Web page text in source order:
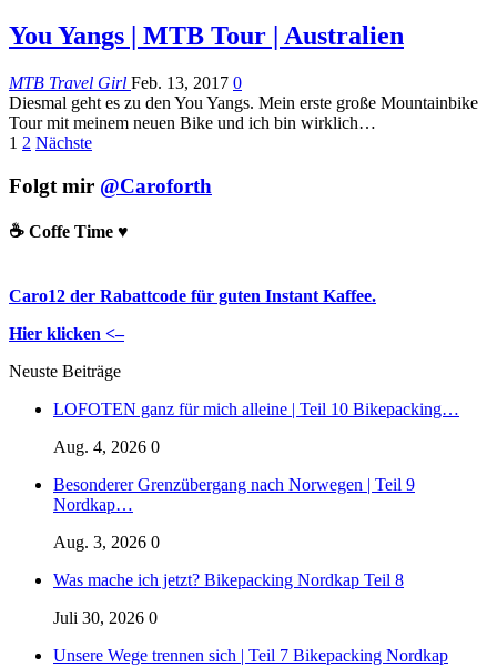
You Yangs | MTB Tour | Australien
MTB Travel Girl Feb. 13, 2017 0
Diesmal geht es zu den You Yangs. Mein erste große Mountainbike
Tour mit meinem neuen Bike und ich bin wirklich…
1 2 Nächste
Folgt mir @Caroforth
☕️ Coffe Time ♥️
Caro12 der Rabattcode für guten Instant Kaffee.
Hier klicken <–
Neuste Beiträge
LOFOTEN ganz für mich alleine | Teil 10 Bikepacking…
Aug. 4, 2026 0
Besonderer Grenzübergang nach Norwegen | Teil 9
Nordkap…
Aug. 3, 2026 0
Was mache ich jetzt? Bikepacking Nordkap Teil 8
Juli 30, 2026 0
Unsere Wege trennen sich | Teil 7 Bikepacking Nordkap